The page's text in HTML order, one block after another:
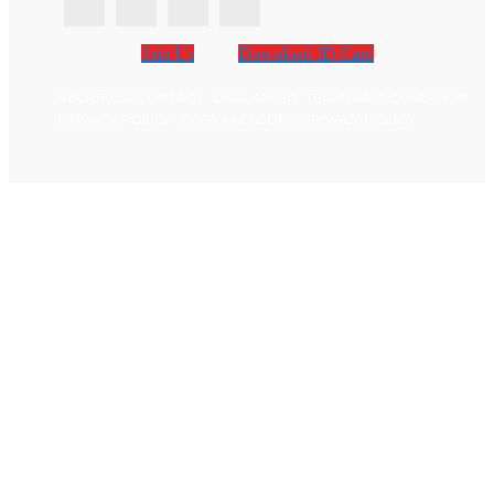
Join Us Download ID Card